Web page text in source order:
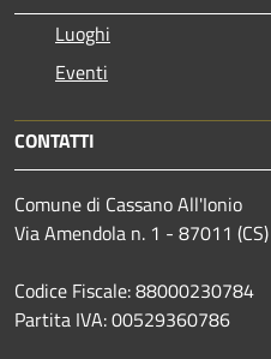
Luoghi
Eventi
CONTATTI
Comune di Cassano All'Ionio
Via Amendola n. 1 - 87011 (CS)
Codice Fiscale: 88000230784
Partita IVA: 00529360786